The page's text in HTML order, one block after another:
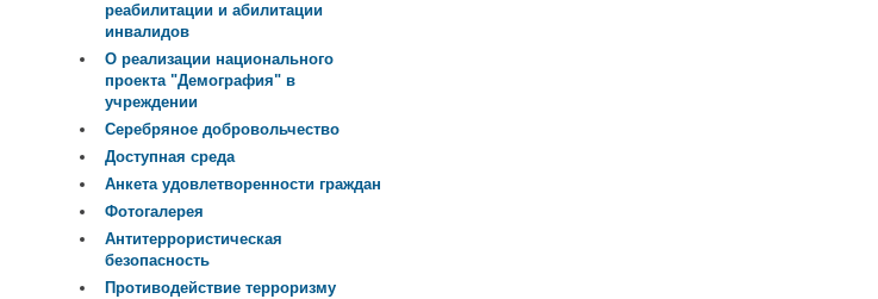
реабилитации и абилитации
инвалидов
О реализации национального
проекта "Демография" в
учреждении
Серебряное добровольчество
Доступная среда
Анкета удовлетворенности граждан
Фотогалерея
Антитеррористическая
безопасность
Противодействие терроризму